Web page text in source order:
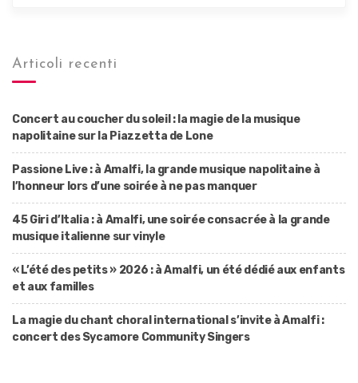
Articoli recenti
Concert au coucher du soleil : la magie de la musique
napolitaine sur la Piazzetta de Lone
Passione Live : à Amalfi, la grande musique napolitaine à
l’honneur lors d’une soirée à ne pas manquer
45 Giri d’Italia : à Amalfi, une soirée consacrée à la grande
musique italienne sur vinyle
« L’été des petits » 2026 : à Amalfi, un été dédié aux enfants
et aux familles
La magie du chant choral international s’invite à Amalfi :
concert des Sycamore Community Singers